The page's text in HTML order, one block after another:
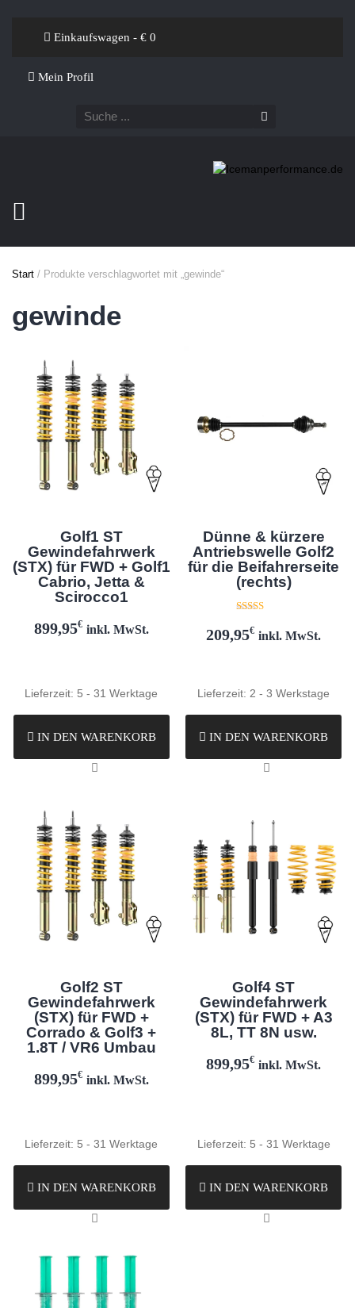
Einkaufswagen - € 0
Mein Profil
Start / Produkte verschlagwortet mit „gewinde“
gewinde
Golf1 ST
Gewindefahrwerk
(STX) für FWD + Golf1
Cabrio, Jetta &
Scirocco1
899,95€ inkl. MwSt.
Lieferzeit: 5 - 31 Werktage
IN DEN WARENKORB
Dünne & kürzere
Antriebswelle Golf2
für die Beifahrerseite
(rechts)
5.00
von 5
209,95€ inkl. MwSt.
Lieferzeit:2 - 3 Werkstage
IN DEN WARENKORB
Golf2 ST
Gewindefahrwerk
(STX) für FWD +
Corrado & Golf3 +
1.8T / VR6 Umbau
899,95€ inkl. MwSt.
Lieferzeit: 5 - 31 Werktage
IN DEN WARENKORB
Golf4 ST
Gewindefahrwerk
(STX) für FWD + A3
8L, TT 8N usw.
899,95€ inkl. MwSt.
Lieferzeit: 5 - 31 Werktage
IN DEN WARENKORB